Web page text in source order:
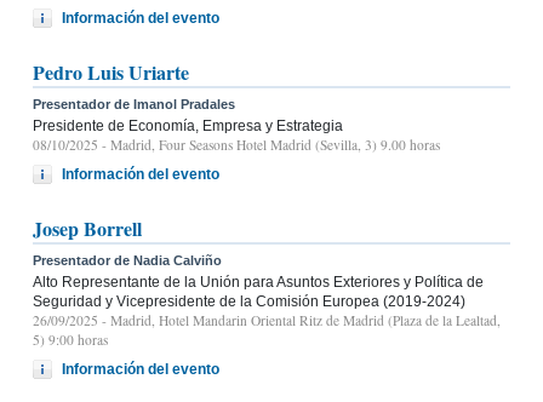
Información del evento
Pedro Luis Uriarte
Presentador de Imanol Pradales
Presidente de Economía, Empresa y Estrategia
08/10/2025 - Madrid, Four Seasons Hotel Madrid (Sevilla, 3) 9.00 horas
Información del evento
Josep Borrell
Presentador de Nadia Calviño
Alto Representante de la Unión para Asuntos Exteriores y Política de
Seguridad y Vicepresidente de la Comisión Europea (2019-2024)
26/09/2025 - Madrid, Hotel Mandarin Oriental Ritz de Madrid (Plaza de la Lealtad,
5) 9:00 horas
Información del evento